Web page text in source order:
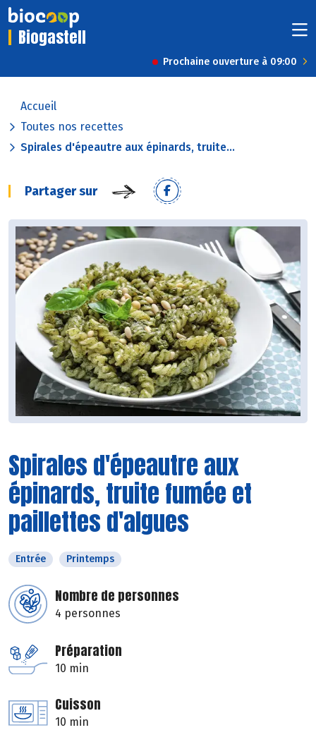
Biogastell
Prochaine ouverture à 09:00
Accueil
Toutes nos recettes
Spirales d'épeautre aux épinards, truite...
Partager sur
Spirales d'épeautre aux
épinards, truite fumée et
paillettes d'algues
Entrée Printemps
Nombre de personnes
4 personnes
Préparation
10 min
Cuisson
10 min